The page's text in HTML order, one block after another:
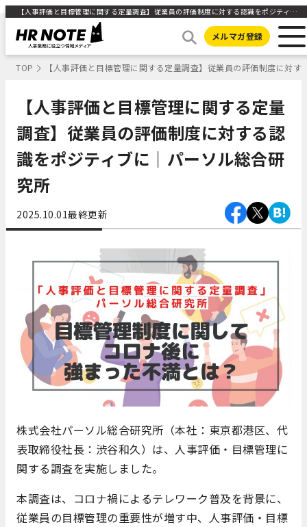
【人事評価と目標管理に関する定量調査】従業員の評価制度に対する認識をポジティブに｜パーソル総合研究所 ｜HR NOTE
メルマガ登録
TOP 【人事評価と目標管理に関する定量調査】従業員の評価制度に対
【人事評価と目標管理に関する定量
調査】従業員の評価制度に対する認
識をポジティブに｜パーソル総合研
究所
2025.10.01最終更新
株式会社パーソル総合研究所（本社：東京都港区、代
表取締役社長：渋谷和久）は、人事評価・目標管理に
関する調査を実施しました。
本調査は、コロナ禍によるテレワーク普及を背景に、
従業員の目標管理の重要性が増す中、人事評価・目標